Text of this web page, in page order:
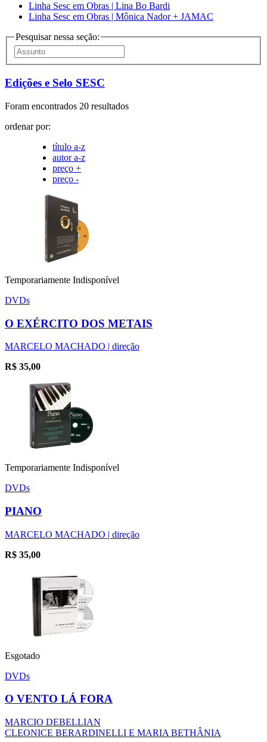
Linha Sesc em Obras | Lina Bo Bardi
Linha Sesc em Obras | Mônica Nador + JAMAC
Pesquisar nessa seção:
Edições e Selo SESC
Foram encontrados 20 resultados
ordenar por:
título a-z
autor a-z
preço +
preço -
Temporariamente Indisponível
DVDs
O EXÉRCITO DOS METAIS
MARCELO MACHADO | direção
R$ 35,00
Temporariamente Indisponível
DVDs
PIANO
MARCELO MACHADO | direção
R$ 35,00
Esgotado
DVDs
O VENTO LÁ FORA
MARCIO DEBELLIAN
CLEONICE BERARDINELLI E MARIA BETHÂNIA